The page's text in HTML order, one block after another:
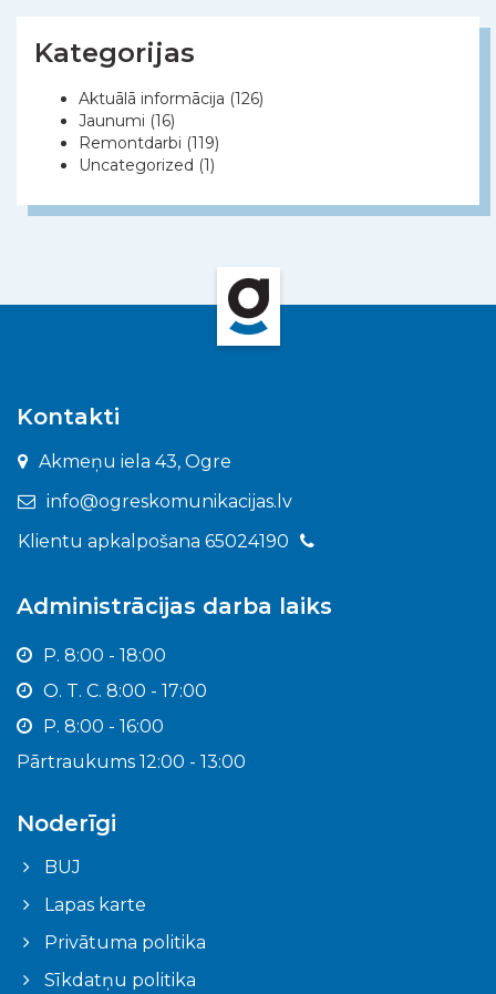
Kategorijas
Aktuālā informācija (126)
Jaunumi (16)
Remontdarbi (119)
Uncategorized (1)
Kontakti
Akmeņu iela 43, Ogre
info@ogreskomunikacijas.lv
Klientu apkalpošana 65024190
Administrācijas darba laiks
P. 8:00 - 18:00
O. T. C. 8:00 - 17:00
P. 8:00 - 16:00
Pārtraukums 12:00 - 13:00
Noderīgi
BUJ
Lapas karte
Privātuma politika
Sīkdatņu politika